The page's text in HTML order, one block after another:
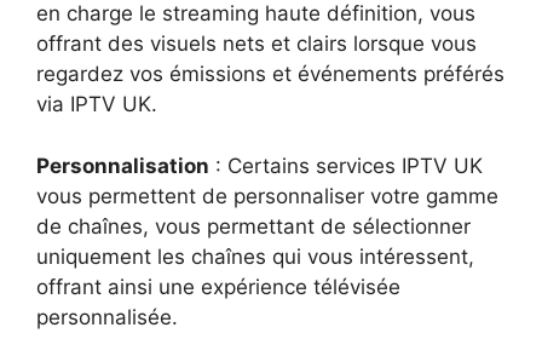
en charge le streaming haute définition, vous
offrant des visuels nets et clairs lorsque vous
regardez vos émissions et événements préférés
via IPTV UK.
Personnalisation : Certains services IPTV UK
vous permettent de personnaliser votre gamme
de chaînes, vous permettant de sélectionner
uniquement les chaînes qui vous intéressent,
offrant ainsi une expérience télévisée
personnalisée.